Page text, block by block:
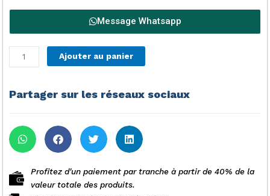
Message Whatsapp
quantité
de
SMART
Pouces
-
1366x768
Pixels
Ajouter au panier
Partager sur les réseaux sociaux
Profitez d'un paiement par tranche à partir de 40% de la
valeur totale des produits.